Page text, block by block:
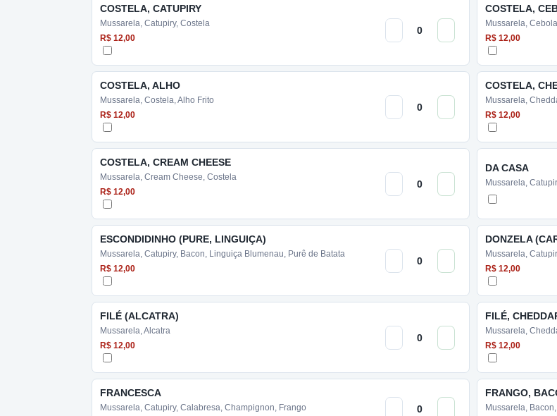
COSTELA, CATUPIRY
Mussarela, Catupiry, Costela
R$ 12,00
COSTELA,
Mussarela,
R$ 12,00
COSTELA, ALHO
Mussarela, Costela, Alho Frito
R$ 12,00
COSTELA,
Mussarela,
R$ 12,00
COSTELA, CREAM CHEESE
Mussarela, Cream Cheese, Costela
R$ 12,00
DA CASA
Mussarela,
ESCONDIDINHO (PURE, LINGUIÇA)
Mussarela, Catupiry, Bacon, Linguiça Blumenau, Purê de Batata
R$ 12,00
DONZELA
Mussarela,
R$ 12,00
FILÉ (ALCATRA)
Mussarela, Alcatra
R$ 12,00
FILÉ,
Mussarela,
R$ 12,00
FRANCESCA
Mussarela, Catupiry, Calabresa, Champignon, Frango
FRANGO,
Mussarela,